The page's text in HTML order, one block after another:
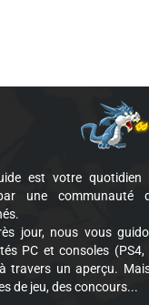
est votre
une communauté
jour, nous vous
PC et consoles
travers un aperçu.
de jeu, des concours...